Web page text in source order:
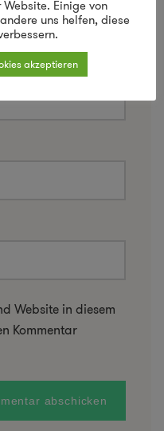
Website in diesem
Kommentar
Einige von
uns helfen, diese
akzeptieren